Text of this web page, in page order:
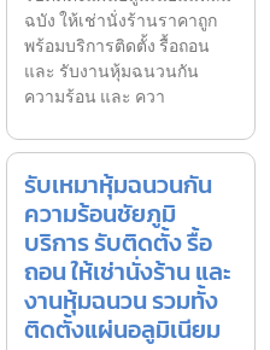
ฉบัง ให้เช่านั่งร้านราคาถูก
พร้อมบริการติดตั้ง รื้อถอน
และ รับงานหุ้มฉนวนกัน
ความร้อน และ ควา
รับเหมาหุ้มฉนวนกัน
ความร้อนชัยภูมิ
บริการ รับติดตั้ง รื้อ
ถอน ให้เช่านั่งร้าน และ
งานหุ้มฉนวน รวมทั้ง
ติดตั้งแผ่นอลูมิเนียม